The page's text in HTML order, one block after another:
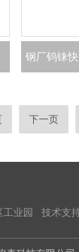
下一页
工业园 技术支